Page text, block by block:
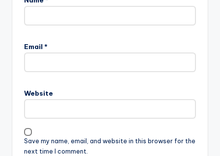
Email *
Website
Save my name, email, and website in this browser for the
next time I comment.